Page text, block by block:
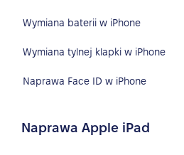
Wymiana baterii w iPhone
Wymiana tylnej klapki w iPhone
Naprawa Face ID w iPhone
Naprawa Apple iPad